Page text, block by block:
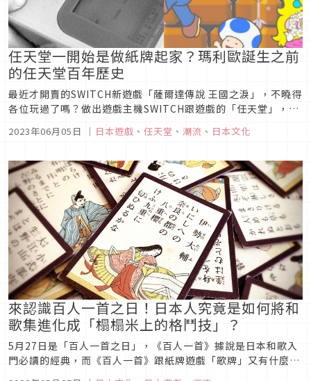
任天堂一開始是做紙牌起家？瑪利歐誕生之前
的任天堂百年歷史
最近才開賣的SWITCH新遊戲「薩爾達傳說 王國之淚」，不曉得
各位玩過了嗎？做出遊戲主機SWITCH跟遊戲的「任天堂」，不
僅是百年老店、更是現代遊戲主機霸主之一，但你知道「任天
堂」是做什麼起家的嗎？
2023年06月05日 ｜ 日本遊戲 、 任天堂 、 潮流 、 日本文化
來認識百人一首之日！日本人究竟是如何將和
歌集進化成「榻榻米上的格鬥技」？
5月27日是「百人一首之日」，《百人一首》據說是日本和歌入
門必讀的經典，而《百人一首》跟紙牌遊戲「歌牌」又有什麼關
係呢？每到正月日本人一定會舉辦的歌牌競賽，甚至被稱為「榻